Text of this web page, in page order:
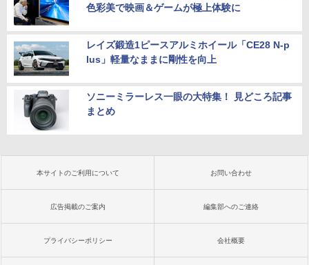
色彩美で映画＆ゲームが極上体験に
レイズ鍛造1ピースアルミホイール「CE28 N-p
lus」軽量なままに剛性を向上
ソニーミラーレス一眼の大特集！ 見どころ記事
まとめ
本サイトのご利用について お問い合わせ
広告掲載のご案内 編集部へのご連絡
プライバシーポリシー 会社概要